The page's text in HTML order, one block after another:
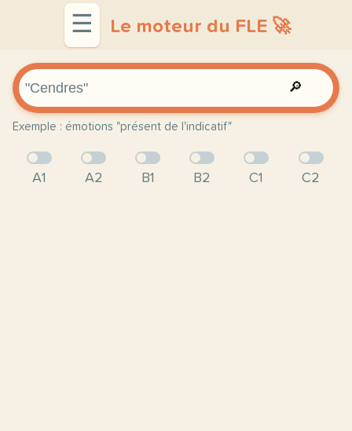
☰ Le moteur du FLE 🚀
🔎
Exemple : émotions "présent de l'indicatif"
A1 A2 B1 B2 C1 C2